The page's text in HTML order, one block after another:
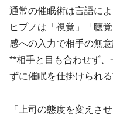
通常の催眠術は言語に
ヒプノは「視覚」「聴
感への入力で相手の無意
**相手と目も合わせず
ずに催眠を仕掛けられ
「上司の態度を変えさ